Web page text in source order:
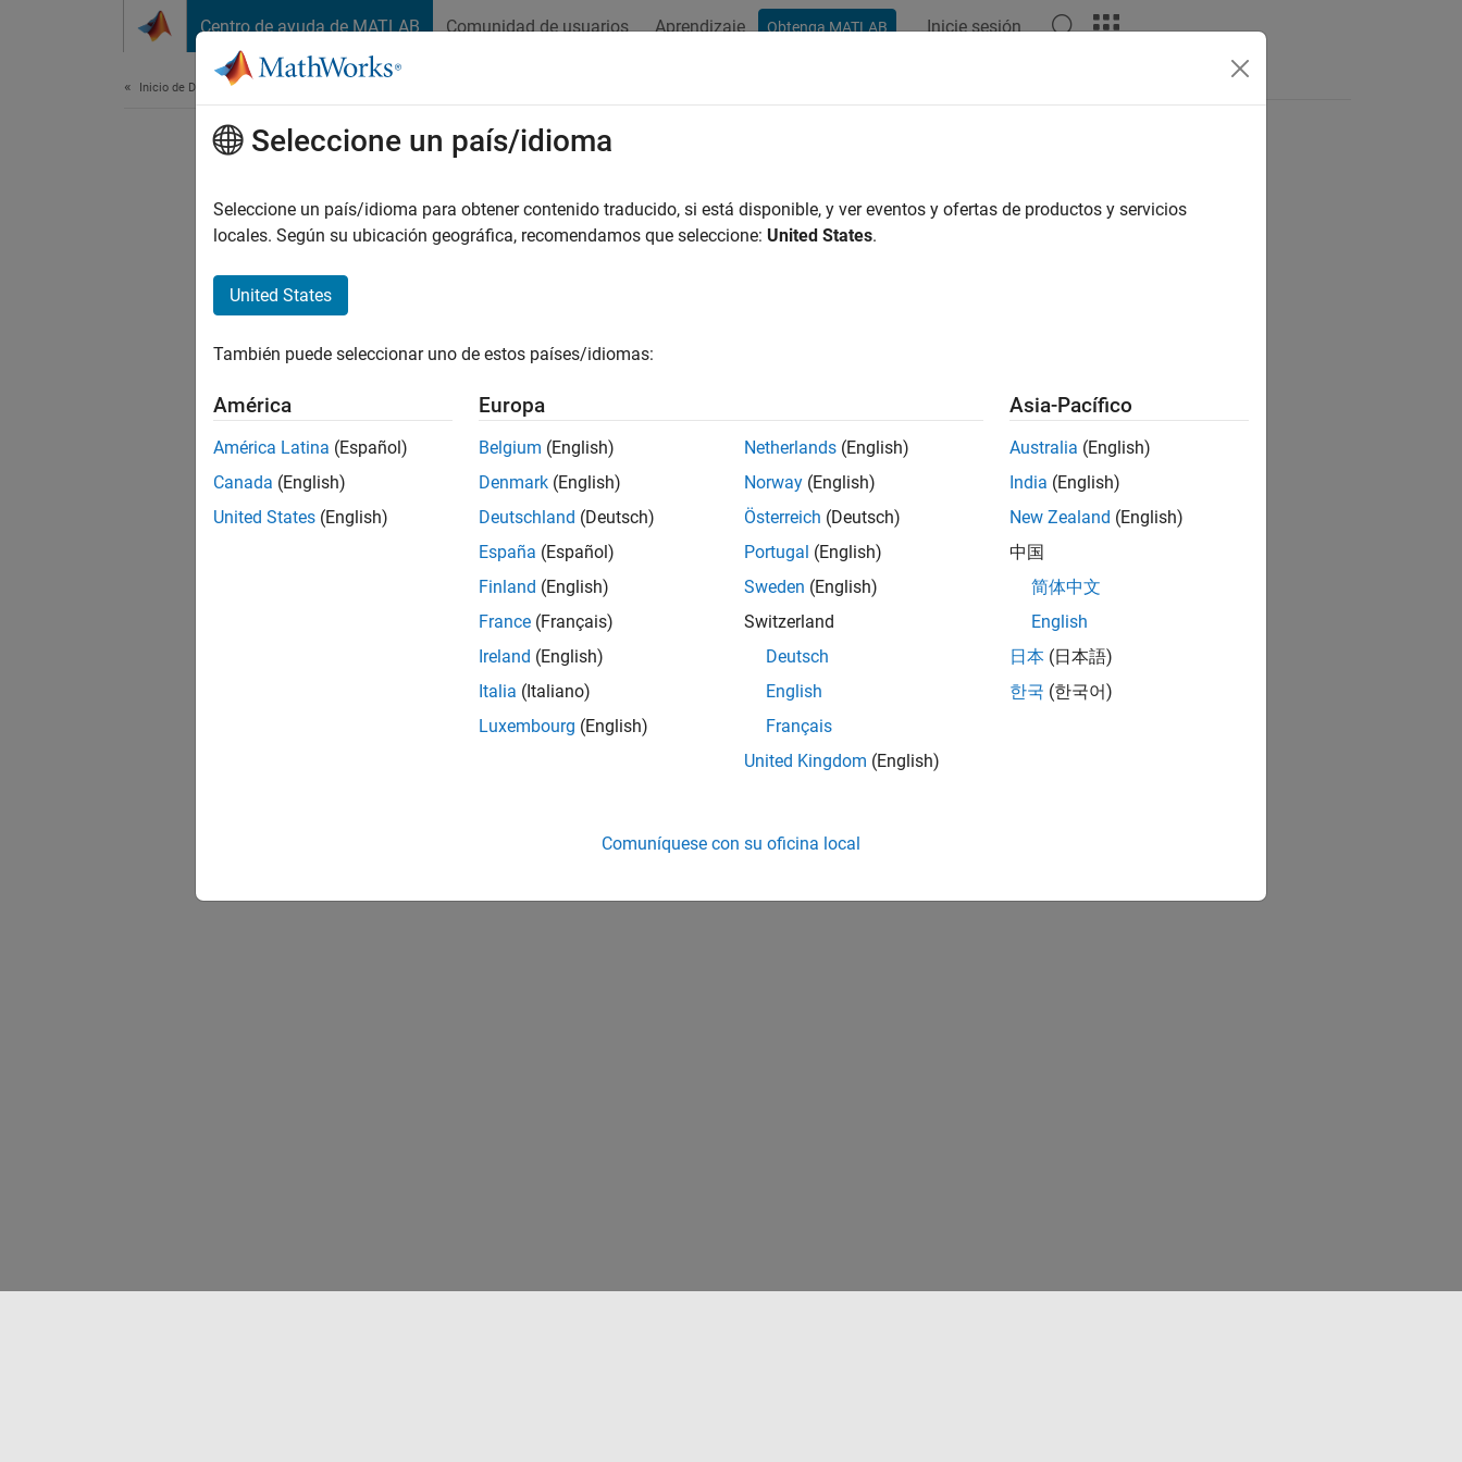
Centro de ayuda de MATLAB Comunidad de usuarios Aprendizaje Obtenga MATLAB Inicie sesión
Inicio de Documentación
How useful was this information?
Seleccione un país/idioma
Seleccione un país/idioma para obtener contenido traducido, si está disponible, y ver eventos y ofertas de productos y servicios
locales. Según su ubicación geográfica, recomendamos que seleccione: United States.
United States
También puede seleccionar uno de estos países/idiomas:
América
América Latina (Español)
Canada (English)
United States (English)
Europa
Belgium (English)
Denmark (English)
Deutschland (Deutsch)
España (Español)
Finland (English)
France (Français)
Ireland (English)
Italia (Italiano)
Luxembourg (English)
Netherlands (English)
Norway (English)
Österreich (Deutsch)
Portugal (English)
Sweden (English)
Switzerland
Deutsch
English
Français
United Kingdom (English)
Asia-Pacífico
Australia (English)
India (English)
New Zealand (English)
中国
简体中文
English
日本 (日本語)
한국 (한국어)
Comuníquese con su oficina local